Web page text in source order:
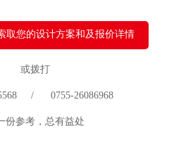
取您的设计方案和及报价详情
或拨打
/ 0755-26086968
份参考，总有益处